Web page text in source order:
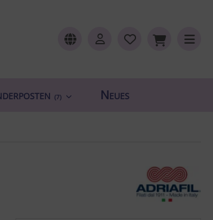
(7) Neues